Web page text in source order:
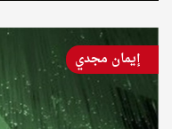
إيمان مجدي